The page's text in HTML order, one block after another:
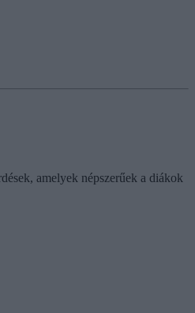
amelyek népszerűek a diákok